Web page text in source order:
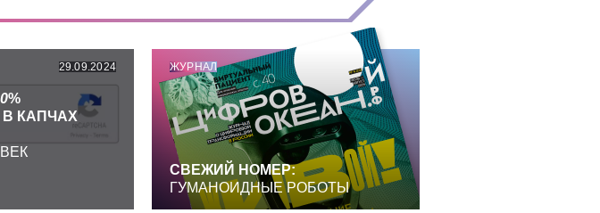
29.09.2024
%
КАПЧАХ
ЖУРНАЛ
СВЕЖИЙ НОМЕР:
ГУМАНОИДНЫЕ РОБОТЫ